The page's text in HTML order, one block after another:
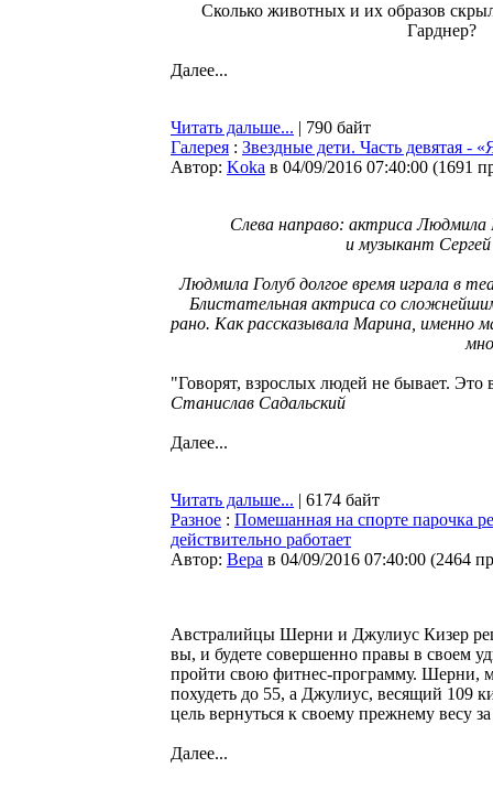
Сколько животных и их образов
Гарднер?
Далее...
Читать дальше... | 790 байт
Галерея : Звездные дети. Часть девятая -
Автор: Koka в 04/09/2016 07:40:00 (1691
Слева направо: актриса Людмила
и музыкант
Людмила Голуб долгое время играла в
Блистательная актриса со
рано. Как рассказывала Марина, именно
"Говорят, взрослых людей не бывает. Это
Станислав Садальский
Далее...
Читать дальше... | 6174 байт
Разное : Помешанная на спорте парочка
действительно работает
Автор: Bepa в 04/09/2016 07:40:00 (2464
Австралийцы Шерни и Джулиус Кизер
вы, и будете совершенно правы в своем
пройти свою фитнес-программу. Шерни,
похудеть до 55, а Джулиус, весящий 109
цель вернуться к своему прежнему весу
Далее...